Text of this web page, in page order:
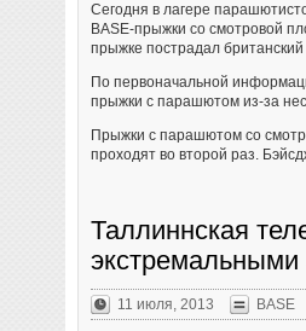
Сегодня в лагере
BASE-прыжки со смотровой
прыжке пострадал
По первоначальной
прыжки с парашютом из-за
Прыжки с парашютом со
проходят во второй раз.
Таллиннская
экстремальными
11 июля, 2013 BASE